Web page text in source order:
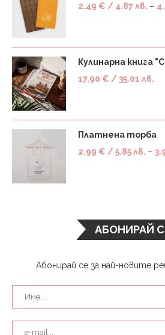
2.49 € / 4.87 лв. –
Кулинарна книга
17.90 € / 35.01 лв.
Платнена торба
2.99 € / 5.85 лв. –
АБОНИРАЙ
Абонирай се за най-новите